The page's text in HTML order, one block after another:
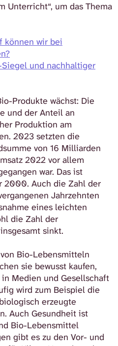
Unterricht“, um das Thema
können wir bei
und nachhaltiger
Produkte wächst: Die
und der Anteil an
Produktion am
2023 setzten die
von 16 Milliarden
2022 vor allem
war. Das ist
2000. Auch die Zahl der
Jahrzehnten
eines leichten
die Zahl der
sinkt.
Bio-Lebensmitteln
sie bewusst kaufen,
Medien und Gesellschaft
wird zum Beispiel die
erzeugte
Auch Gesundheit ist
Bio-Lebensmittel
gibt es zu den Vor- und